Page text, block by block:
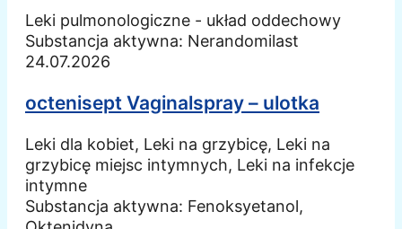
Leki pulmonologiczne - układ oddechowy
Substancja aktywna: Nerandomilast
24.07.2026
octenisept Vaginalspray – ulotka
Leki dla kobiet, Leki na grzybicę, Leki na
grzybicę miejsc intymnych, Leki na infekcje
intymne
Substancja aktywna: Fenoksyetanol,